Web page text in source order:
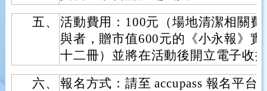
五、
活動費用：100元（場地清潔相關
與者，贈市值600元的《小永報》
十二冊）並將在活動後開立電子收
六、
報名方式：請至 accupass 報名平